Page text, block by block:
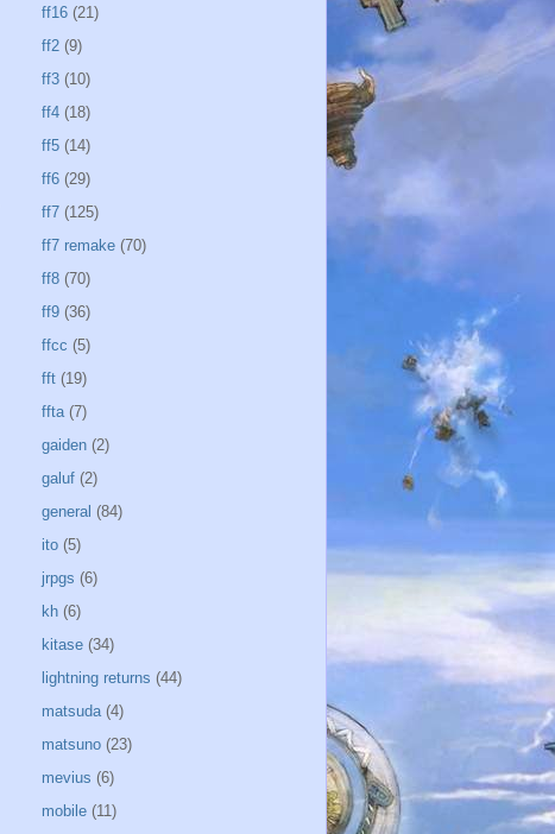
ff16 (21)
ff2 (9)
ff3 (10)
ff4 (18)
ff5 (14)
ff6 (29)
ff7 (125)
ff7 remake (70)
ff8 (70)
ff9 (36)
ffcc (5)
fft (19)
ffta (7)
gaiden (2)
galuf (2)
general (84)
ito (5)
jrpgs (6)
kh (6)
kitase (34)
lightning returns (44)
matsuda (4)
matsuno (23)
mevius (6)
mobile (11)